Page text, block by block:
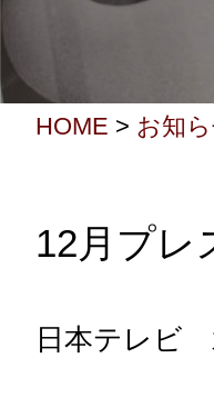
HOME > お知
12月プレ
日本テレビ